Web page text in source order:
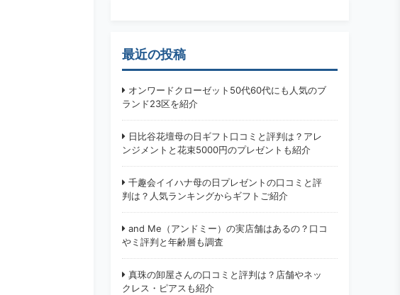
最近の投稿
オンワードクローゼット50代60代にも人気のブ
ランド23区を紹介
日比谷花壇母の日ギフト口コミと評判は？アレ
ンジメントと花束5000円のプレゼントも紹介
千趣会イイハナ母の日プレゼントの口コミと評
判は？人気ランキングからギフトご紹介
and Me（アンドミー）の実店舗はあるの？口コ
やミ評判と年齢層も調査
真珠の卸屋さんの口コミと評判は？店舗やネッ
クレス・ピアスも紹介